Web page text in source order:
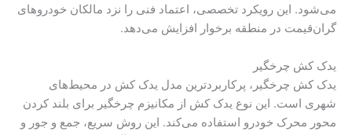
می‌شود. این رویکرد تخصصی، اعتماد فنی را نزد مالکان خودروهای
گران‌قیمت در منطقه برخوار افزایش می‌دهد.
یدک کش چرخگیر
یدک کش چرخگیر، پرکاربردترین مدل یدک کش در محیط‌های
شهری است. این نوع یدک کش از مکانیزم چرخگیر برای بلند کردن
محور محرک خودرو استفاده می‌کند. این روش سریع، جمع و جور و